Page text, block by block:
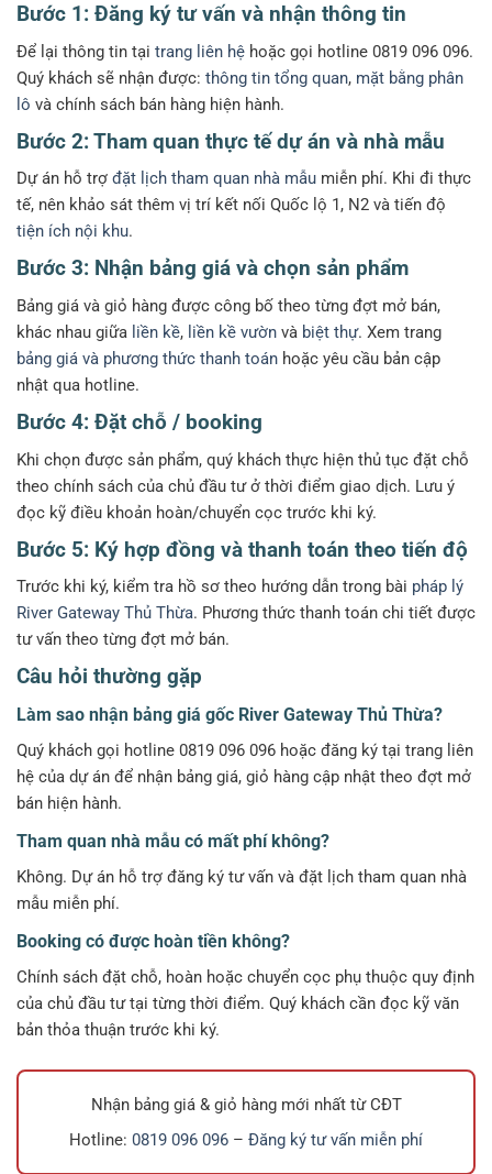
Bước 1: Đăng ký tư vấn và nhận thông tin
Để lại thông tin tại trang liên hệ hoặc gọi hotline 0819 096 096.
Quý khách sẽ nhận được: thông tin tổng quan, mặt bằng phân
lô và chính sách bán hàng hiện hành.
Bước 2: Tham quan thực tế dự án và nhà mẫu
Dự án hỗ trợ đặt lịch tham quan nhà mẫu miễn phí. Khi đi thực
tế, nên khảo sát thêm vị trí kết nối Quốc lộ 1, N2 và tiến độ
tiện ích nội khu.
Bước 3: Nhận bảng giá và chọn sản phẩm
Bảng giá và giỏ hàng được công bố theo từng đợt mở bán,
khác nhau giữa liền kề, liền kề vườn và biệt thự. Xem trang
bảng giá và phương thức thanh toán hoặc yêu cầu bản cập
nhật qua hotline.
Bước 4: Đặt chỗ / booking
Khi chọn được sản phẩm, quý khách thực hiện thủ tục đặt chỗ
theo chính sách của chủ đầu tư ở thời điểm giao dịch. Lưu ý
đọc kỹ điều khoản hoàn/chuyển cọc trước khi ký.
Bước 5: Ký hợp đồng và thanh toán theo tiến độ
Trước khi ký, kiểm tra hồ sơ theo hướng dẫn trong bài pháp lý
River Gateway Thủ Thừa. Phương thức thanh toán chi tiết được
tư vấn theo từng đợt mở bán.
Câu hỏi thường gặp
Làm sao nhận bảng giá gốc River Gateway Thủ Thừa?
Quý khách gọi hotline 0819 096 096 hoặc đăng ký tại trang liên
hệ của dự án để nhận bảng giá, giỏ hàng cập nhật theo đợt mở
bán hiện hành.
Tham quan nhà mẫu có mất phí không?
Không. Dự án hỗ trợ đăng ký tư vấn và đặt lịch tham quan nhà
mẫu miễn phí.
Booking có được hoàn tiền không?
Chính sách đặt chỗ, hoàn hoặc chuyển cọc phụ thuộc quy định
của chủ đầu tư tại từng thời điểm. Quý khách cần đọc kỹ văn
bản thỏa thuận trước khi ký.
Nhận bảng giá & giỏ hàng mới nhất từ CĐT
Hotline: 0819 096 096 – Đăng ký tư vấn miễn phí